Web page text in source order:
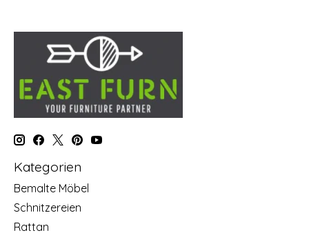
Kategorien
Bemalte Möbel
Schnitzereien
Rattan